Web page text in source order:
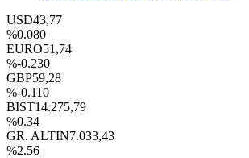
USD43,77
%0.080
EURO51,74
%-0.230
GBP59,28
%-0.110
BIST14.275,79
%0.34
GR. ALTIN7.033,43
%2.56